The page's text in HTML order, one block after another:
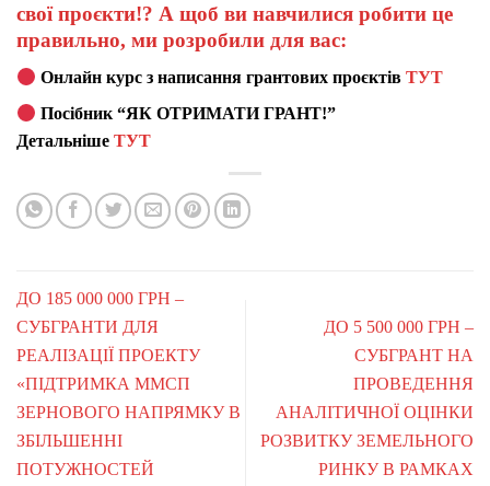
свої проєкти!? А щоб ви навчилися робити це
правильно, ми розробили для вас:
Онлайн курс з написання грантових проєктівТУТ
Посібник “ЯК ОТРИМАТИ ГРАНТ!”
Детальніше ТУТ
ДО 185 000 000 ГРН –
СУБГРАНТИ ДЛЯ
РЕАЛІЗАЦІЇ ПРОЕКТУ
«ПІДТРИМКА ММСП
ЗЕРНОВОГО НАПРЯМКУ В
ЗБІЛЬШЕННІ
ПОТУЖНОСТЕЙ
ДО 5 500 000 ГРН –
СУБГРАНТ НА
ПРОВЕДЕННЯ
АНАЛІТИЧНОЇ ОЦІНКИ
РОЗВИТКУ ЗЕМЕЛЬНОГО
РИНКУ В РАМКАХ